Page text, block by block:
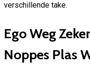
verschillende take.
Ego Weg
Noppes Plas